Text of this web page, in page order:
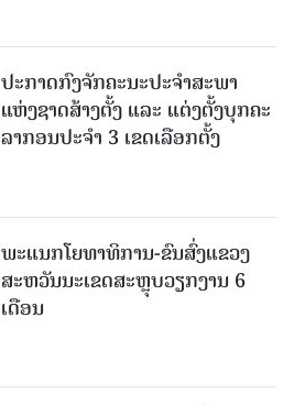
ປະກາດກົງຈັກຄະນະປະຈໍາສະພາ
ແຫ່ງຊາດສ້າງຕັ້ງ ແລະ ແຕ່ງຕັ້ງບຸກຄະ
ລາກອນປະຈໍາ 3 ເຂດເລືອກຕັ້ງ
ພະແນກໂຍທາທິການ-ຂົນສົ່ງແຂວງ
ສະຫວັນນະເຂດສະຫຼຸບວຽກງານ 6
ເດືອນ